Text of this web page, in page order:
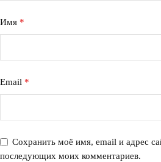
Имя *
Email *
Сохранить моё имя, email и адрес
последующих моих комментариев.